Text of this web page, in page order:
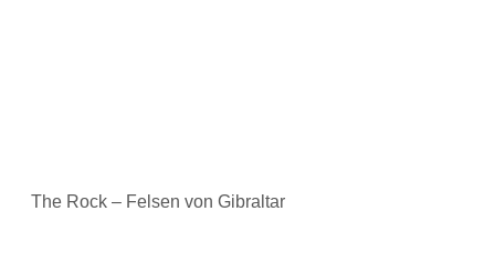
The Rock – Felsen von Gibraltar